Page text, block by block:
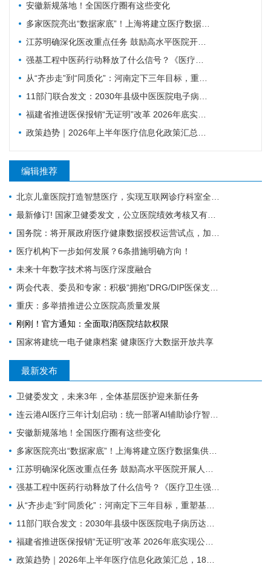
安徽新规落地！全国医疗圈有这些变化
多家医院亮出“数据家底”！上海将建立医疗数据集供需常态化对接
江苏明确深化医改重点任务 鼓励高水平医院开展人工智能技术研发应用
强基工程中医药行动释放了什么信号？《医疗卫生强基工程中医药行动方案》印发（附政策解读）
从“齐步走”到“同质化”：河南定下三年目标，重塑基层医疗质量体系
11部门联合发文：2030年县级中医医院电子病历达标率100%，AI辅助诊疗加速落地
福建省推进医保报销“无证明”改革 2026年底实现公立医院全覆盖
政策趋势｜2026年上半年医疗信息化政策汇总，18项政策密集落地（附汇总报告下载）
编辑推荐
北京儿童医院打造智慧医疗，实现互联网诊疗科室全覆盖
最新修订! 国家卫健委发文，公立医院绩效考核又有新规定
国务院：将开展政府医疗健康数据授权运营试点，加快推进卫生健康信息化
医疗机构下一步如何发展？6条措施明确方向！
未来十年数字技术将与医疗深度融合
两会代表、委员和专家：积极“拥抱”DRG/DIP医保支付方式改革
重庆：多举措推进公立医院高质量发展
刚刚！官方通知：全面取消医院结款权限
国家将建统一电子健康档案 健康医疗大数据开放共享
最新发布
卫健委发文，未来3年，全体基层医护迎来新任务
连云港AI医疗三年计划启动：统一部署AI辅助诊疗智能体
安徽新规落地！全国医疗圈有这些变化
多家医院亮出“数据家底”！上海将建立医疗数据集供需常态化对接
江苏明确深化医改重点任务 鼓励高水平医院开展人工智能技术研发应用
强基工程中医药行动释放了什么信号？《医疗卫生强基工程中医药行动方案》印发（附政策解读）
从“齐步走”到“同质化”：河南定下三年目标，重塑基层医疗质量体系
11部门联合发文：2030年县级中医医院电子病历达标率100%，AI辅助诊疗加速落地
福建省推进医保报销“无证明”改革 2026年底实现公立医院全覆盖
政策趋势｜2026年上半年医疗信息化政策汇总，18项政策密集落地（附汇总报告下载）